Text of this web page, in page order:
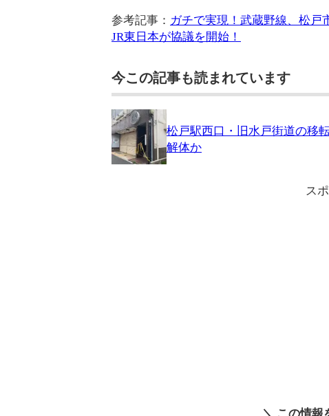
参考記事： ガチで実現！武蔵野線、松戸
JR東日本が協議を開始！
今この記事も読まれています
松戸駅西口・旧水戸街道の移
解体か
ス